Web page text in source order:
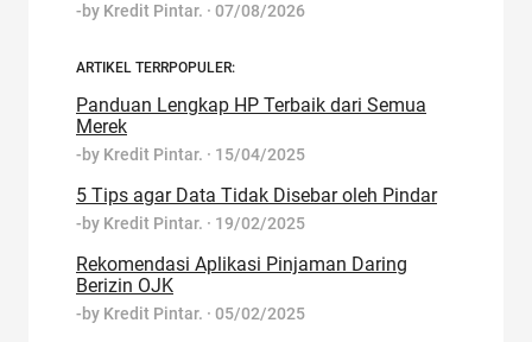
-by Kredit Pintar. · 07/08/2026
ARTIKEL TERRPOPULER:
Panduan Lengkap HP Terbaik dari Semua
Merek
-by Kredit Pintar. · 15/04/2025
5 Tips agar Data Tidak Disebar oleh Pindar
-by Kredit Pintar. · 19/02/2025
Rekomendasi Aplikasi Pinjaman Daring
Berizin OJK
-by Kredit Pintar. · 05/02/2025